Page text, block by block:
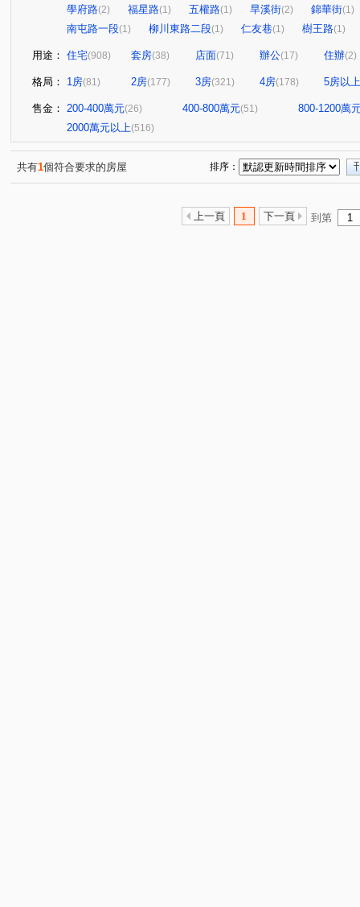
學府路(2) 福星路(1) 五權路(1) 旱溪街(2) 錦華街(1)
南屯路一段(1) 柳川東路二段(1) 仁友巷(1) 樹王路(1)
用途： 住宅(908) 套房(38) 店面(71) 辦公(17) 住辦(2)
格局： 1房(81) 2房(177) 3房(321) 4房(178) 5房以上
售金： 200-400萬元(26) 400-800萬元(51)
800-1200萬
2000萬元以上(516)
共有1個符合要求的房屋 排序：
上一頁 1 下一頁 到第